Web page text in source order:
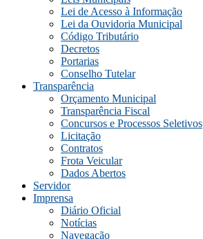
Lei de Acesso à Informação
Lei da Ouvidoria Municipal
Código Tributário
Decretos
Portarias
Conselho Tutelar
Transparência
Orçamento Municipal
Transparência Fiscal
Concursos e Processos Seletivos
Licitação
Contratos
Frota Veicular
Dados Abertos
Servidor
Imprensa
Diário Oficial
Notícias
Navegação